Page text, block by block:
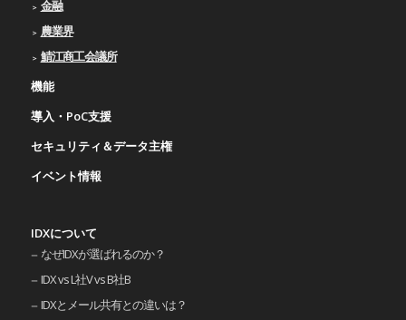
金融
農業界
鯖江商工会議所
機能
導入・PoC支援
セキュリティ＆データ主権
イベント情報
IDXについて
なぜIDXが選ばれるのか？
IDX vs L社V vs B社B
IDXとメール共有との違いは？